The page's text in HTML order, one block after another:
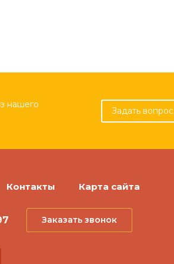
нашего
Задать вопрос
Контакты Карта сайта
Заказать звонок